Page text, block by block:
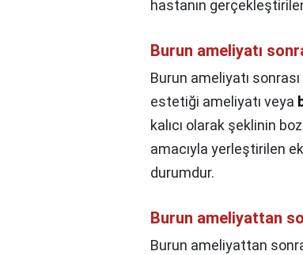
hastanın
Burun ameliyatı
Burun ameliyatı
estetiği ameliyatı veya
kalıcı olarak şeklinin
amacıyla yerleştirilen
durumdur.
Burun ameliyattan
Burun ameliyattan